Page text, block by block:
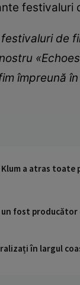
festivaluri
de
împreună
Klum a atras toate
fost
în largul